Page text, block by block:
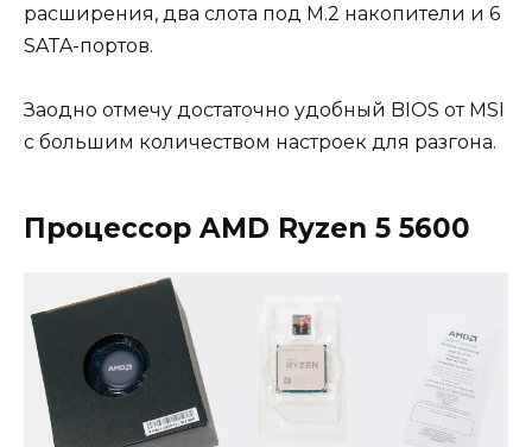
расширения, два слота под M.2 накопители и 6
SATA-портов.
Заодно отмечу достаточно удобный BIOS от MSI
с большим количеством настроек для разгона.
Процессор AMD Ryzen 5 5600